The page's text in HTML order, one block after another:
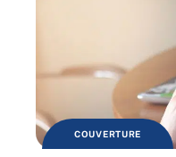
COUVERTURE